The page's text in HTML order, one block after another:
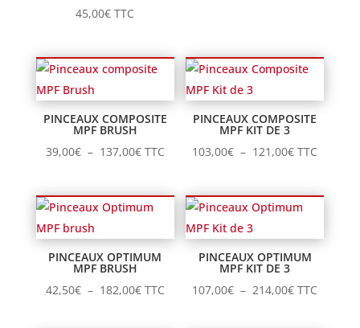
45,00€ TTC
PINCEAUX COMPOSITE
MPF BRUSH
39,00€ – 137,00€Plage
prix :
39,00€
137,00€
TTC
PINCEAUX COMPOSITE
MPF KIT DE 3
103,00€ – 121,00€Plage
prix :
103,00€
121,00€
TTC
PINCEAUX OPTIMUM
MPF BRUSH
42,50€ – 182,00€Plage
TTC
PINCEAUX OPTIMUM
MPF KIT DE 3
107,00€ – 214,00€Plage
TTC